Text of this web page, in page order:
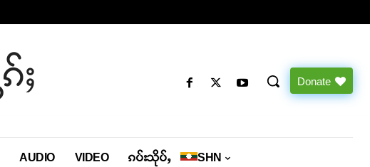
ႈ Donate
AUDIO VIDEO ၵပ်းသိုပ်ႇ SHN